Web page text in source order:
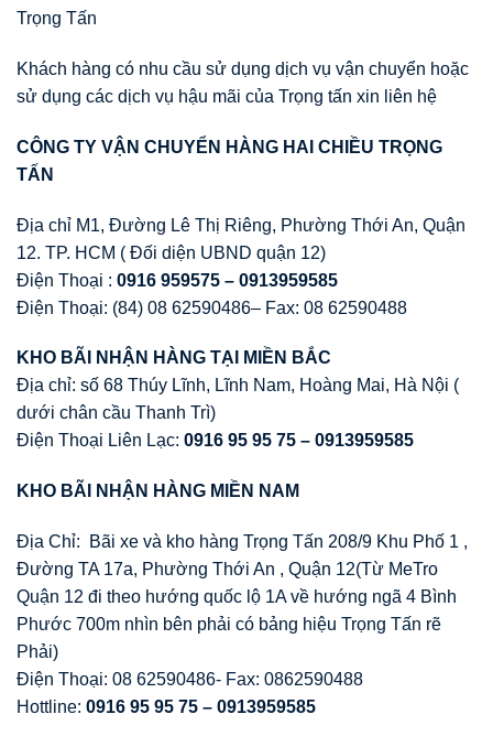
Trọng Tấn
Khách hàng có nhu cầu sử dụng dịch vụ vận chuyển hoặc
sử dụng các dịch vụ hậu mãi của Trọng tấn xin liên hệ
CÔNG TY VẬ N CHUYỂ N HÀNG HAI CHI ỀU TRỌNG
TẤ N
Địa chỉ M1, Đường Lê Thị Riêng, Phường Thới An, Quận
12. TP. HCM ( Đối diện UBND quận 12)
Điện Thoại : 0916 959575 – 0913959585
Điện Thoại: (84) 08 62590486– Fax: 08 62590488
KHO BÃI NHẬ N HÀNG TẠ I MI Ề N BẮC
Địa chỉ: số 68 Thúy Lĩnh, Lĩnh Nam, Hoàng Mai, Hà Nội (
dưới chân cầu Thanh Trì)
Điện Thoại Liên Lạc: 0916 95 95 75 – 0913959585
KHO BÃI NHẬ N HÀNG MI Ề N NAM
Địa Chỉ: Bãi xe và kho hàng Trọng Tấn 208/9 Khu Phố 1 ,
Đường TA 17a, Phường Thới An , Quận 12(Từ MeTro
Quận 12 đi theo hướng quốc lộ 1A về hướng ngã 4 Bình
Phước 700m nhìn bên phải có bảng hiệu Trọng Tấn rẽ
Phải)
Điện Thoại: 08 62590486- Fax: 0862590488
Hottline: 0916 95 95 75 – 0913959585